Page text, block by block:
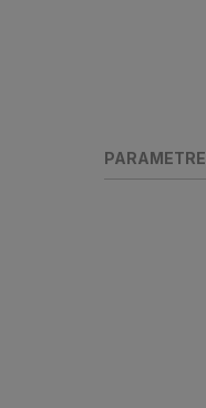
PARAMETRE